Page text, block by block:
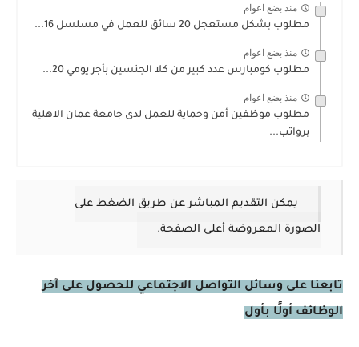
منذ بضع اعوام
مطلوب بشكل مستعجل 20 سائق للعمل في مسلسل 16...
منذ بضع اعوام
مطلوب كومبارس عدد كبير من كلا الجنسين بأجر يومي 20...
منذ بضع اعوام
مطلوب موظفين أمن وحماية للعمل لدى جامعة عمان الاهلية
برواتب...
يمكن التقديم المباشر عن طريق الضغط على
الصورة المعروضة أعلى الصفحة.
تابعنا على وسائل التواصل الاجتماعي للحصول على آخر
الوظائف أولًا بأول